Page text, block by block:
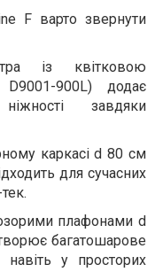
F варто звернути
із квітковою
900L) додає
завдяки
каркасі d 80 см
для сучасних
плафонами d
багатошарове
навіть у просторих